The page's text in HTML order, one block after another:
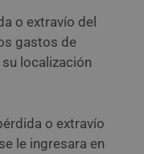
o extravío del
gastos de
localización
o extravío
le ingresara en